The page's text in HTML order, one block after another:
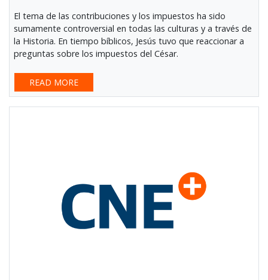
El tema de las contribuciones y los impuestos ha sido
sumamente controversial en todas las culturas y a través de
la Historia. En tiempo bíblicos, Jesús tuvo que reaccionar a
preguntas sobre los impuestos del César.
READ MORE